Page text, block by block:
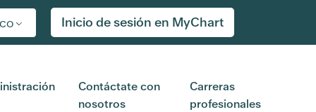
Inicio de sesión en MyChart
Contáctate con
nosotros
Carreras
profesionales